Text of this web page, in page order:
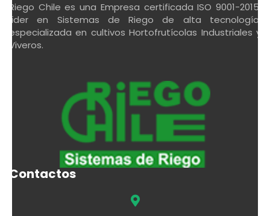
Riego Chile es una Empresa certificada ISO 9001-2015,
líder en Sistemas de Riego de alta tecnología,
especializada en cultivos Hortofrutícolas Industriales y
Viveros.
Contactos